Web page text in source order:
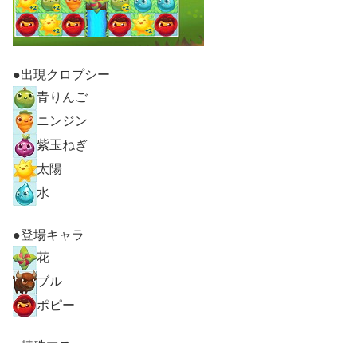
●出現クロプシー
青りんご
ニンジン
紫玉ねぎ
太陽
水
●登場キャラ
花
ブル
ポピー